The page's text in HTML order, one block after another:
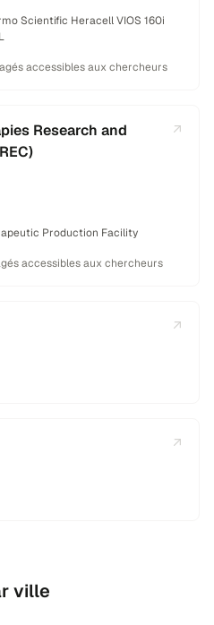
Scientific Heracell VIOS 160i
accessibles aux chercheurs
Research and
Production Facility
accessibles aux chercheurs
ville